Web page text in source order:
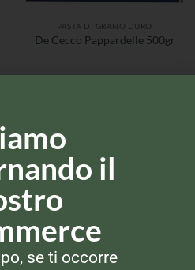
PASTA DI GRANO DURO
De Cecco Pappardelle 500gr
PASTA DI GRANO DURO
il
se ti occorre